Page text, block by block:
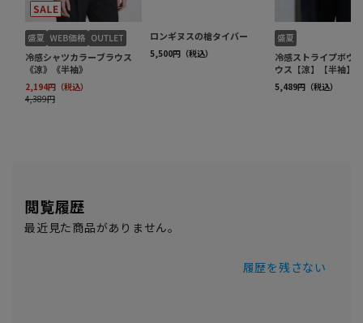
閲覧履歴
最近見た商品がありません。
履歴を残さない